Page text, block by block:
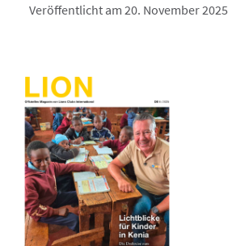
Veröffentlicht am 20. November 2025